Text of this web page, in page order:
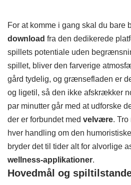
For at komme i gang skal du bare
download fra den dedikerede
spillets potentiale uden
spillet, bliver den farverige
gård tydelig, og grænsefladen er
og ligetil, så den ikke afskrækker
par minutter går med at udforske
der er forbundet med velvære.
hver handling om den
bryder det til tider alt for alvorlige
wellness-applikationer.
Hovedmål og